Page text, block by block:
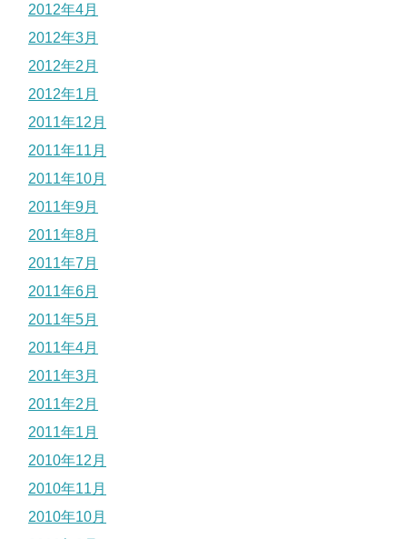
2012年4月
2012年3月
2012年2月
2012年1月
2011年12月
2011年11月
2011年10月
2011年9月
2011年8月
2011年7月
2011年6月
2011年5月
2011年4月
2011年3月
2011年2月
2011年1月
2010年12月
2010年11月
2010年10月